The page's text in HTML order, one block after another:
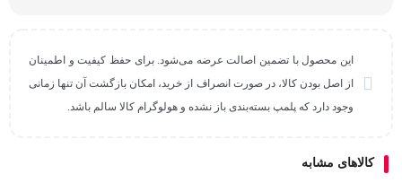
این محصول با تضمین اصالت عرضه می‌شود. برای حفظ کیفیت و اطمینان
از اصل بودن کالا، در صورت انصراف از خرید، امکان بازگشت آن تنها زمانی
وجود دارد که پلمپ بسته‌بندی باز نشده و هولوگرام کالا سالم باشد.
کالاهای مشابه